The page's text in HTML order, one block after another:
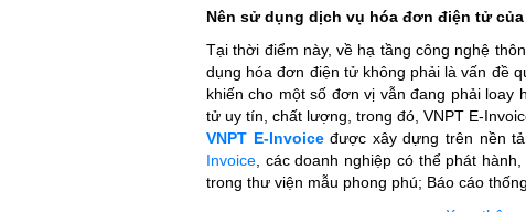
Nên sử dụng dịch vụ hóa đơn điện tử
Tại thời điểm này, về hạ tầng công nghệ
dụng hóa đơn điện tử không phải là vấn đề
khiến cho một số đơn vị vẫn đang phải
tử uy tín, chất lượng, trong đó, VNPT E-
VNPT E-Invoiceđược xây dựng trên nền
Invoice, các doanh nghiệp có thể phát
trong thư viện mẫu phong phú; Báo cáo